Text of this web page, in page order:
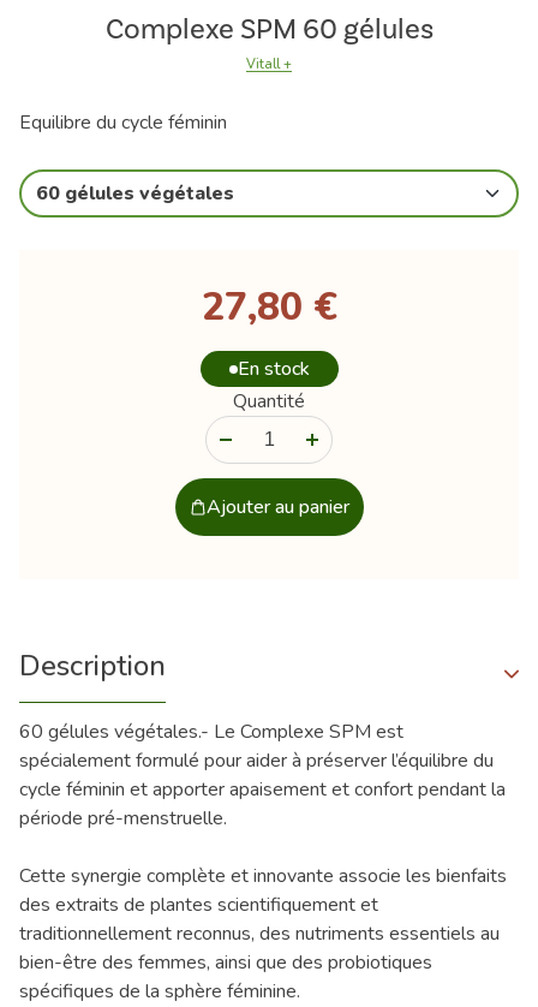
Complexe SPM 60 gélules
Vitall +
Equilibre du cycle féminin
60 gélules végétales
27,80 €
En stock
Quantité
Ajouter au panier
Description
60 gélules végétales.- Le Complexe SPM est
spécialement formulé pour aider à préserver l’équilibre du
cycle féminin et apporter apaisement et confort pendant la
période pré-menstruelle.
Cette synergie complète et innovante associe les bienfaits
des extraits de plantes scientifiquement et
traditionnellement reconnus, des nutriments essentiels au
bien-être des femmes, ainsi que des probiotiques
spécifiques de la sphère féminine.